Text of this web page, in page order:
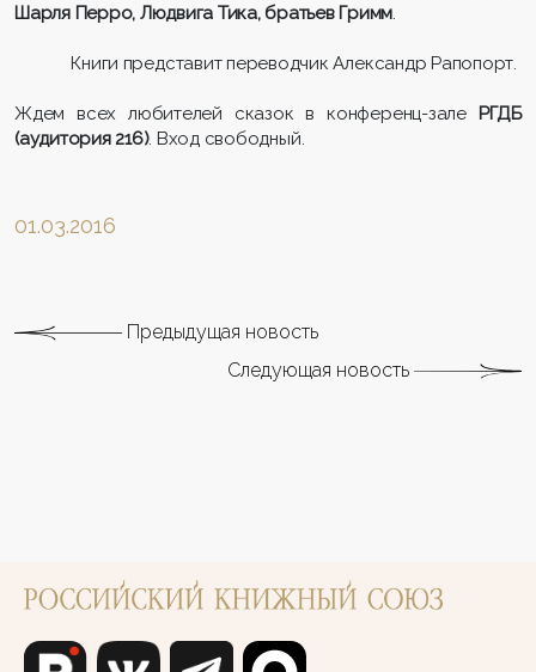
Шарля Перро, Людвига Тика, братьев Гримм.
Книги представит переводчик Александр Рапопорт.
Ждем всех любителей сказок в конференц-залеРГДБ
(аудитория 216). Вход свободный.
01.03.2016
Предыдущая новость
Следующая новость